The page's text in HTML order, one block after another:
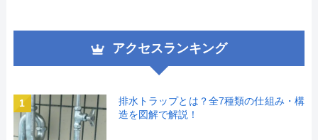
アクセスランキング
1
排水トラップとは？全7種類の仕組み・構
造を図解で解説！